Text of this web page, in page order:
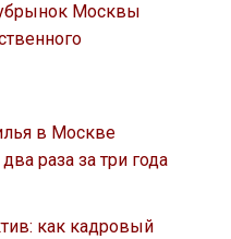
Москвы
в Москве
раза за три года
как кадровый